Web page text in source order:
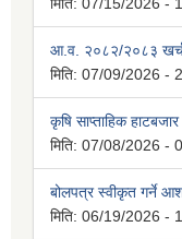
आ.व. २०८२/२०८३ खर्च
मिति: 07/09/2026 -
कृषि साप्ताहिक
मिति: 07/08/2026 -
मिति: 06/19/2026 -